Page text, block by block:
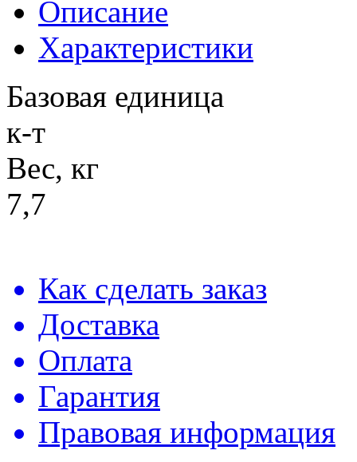
Описание
Характеристики
Базовая единица
к-т
Вес, кг
7,7
Как сделать заказ
Доставка
Оплата
Гарантия
Правовая информация